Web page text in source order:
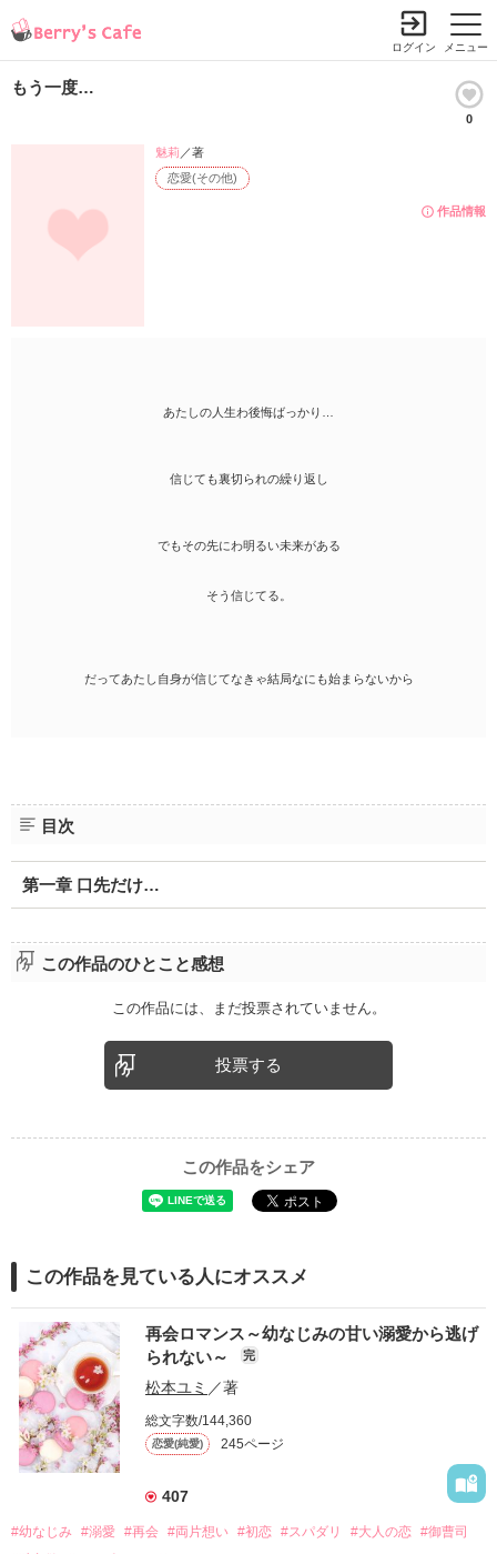
メニュー
ログイン
もう一度…
0
作品情報
恋愛(その他)
魅莉 ／著
あたしの人生わ後悔ばっかり…
信じても裏切られの繰り返し
でもその先にわ明るい未来がある
そう信じてる。
だってあたし自身が信じてなきゃ結局なにも始まらないから
目次
第一章 口先だけ…
この作品のひとこと感想
この作品には、まだ投票されていません。
投票する
この作品をシェア
この作品を見ている人にオススメ
再会ロマンス～幼なじみの甘い溺愛から逃げ
られない～
完
松本ユミ ／著
総文字数/144,360
恋愛(純愛) 245ページ
407
#幼なじみ #溺愛 #再会 #両片想い #初恋 #スパダリ #大人の恋 #御曹司